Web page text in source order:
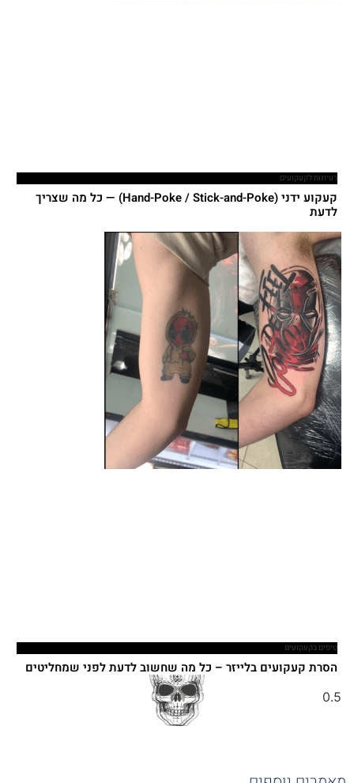
רעיונות לקעקועים
קעקוע ידני (Hand-Poke / Stick-and-Poke) — כל מה שצריך
לדעת
טיפים בקעקועים
הסרת קעקועים בלייזר – כל מה שחשוב לדעת לפני שמחליטים